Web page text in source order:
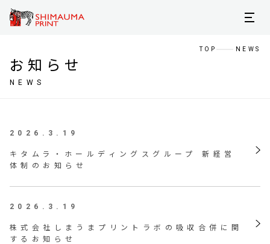
お知らせ
NEWS
TOP NEWS
2026.3.19
キタムラ・ホールディングスグループ 新経営
体制のお知らせ
2026.3.19
株式会社しまうまプリントラボの吸収合併に関
するお知らせ